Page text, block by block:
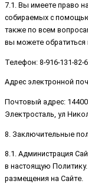
7.1. Вы имеете право
собираемых с
также по всем
вы можете обратиться
Телефон: 8-916-131-82-
Адрес электронной
Почтовый адрес:
Электросталь, ул
8. Заключительные
8.1. Администрация
в настоящую
размещения на Сайте.